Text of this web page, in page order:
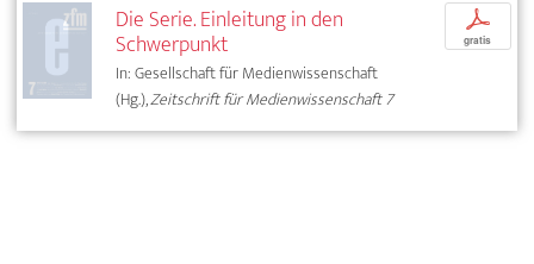
Die Serie. Einleitung in den
Schwerpunkt
In: Gesellschaft für Medienwissenschaft
(Hg.),Zeitschrift für Medienwissenschaft 7
p
gratis